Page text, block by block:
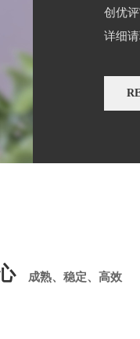
创优
详细
成熟、稳定、高效